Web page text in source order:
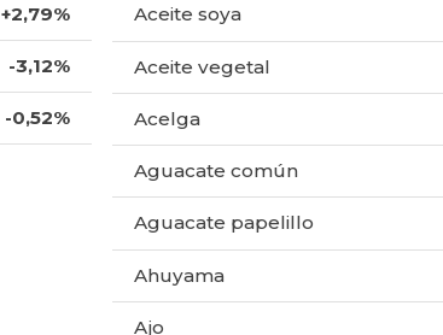
+2,79%
-3,12%
-0,52%
Aceite soya
Aceite vegetal
Acelga
Aguacate común
Aguacate papelillo
Ahuyama
Ajo